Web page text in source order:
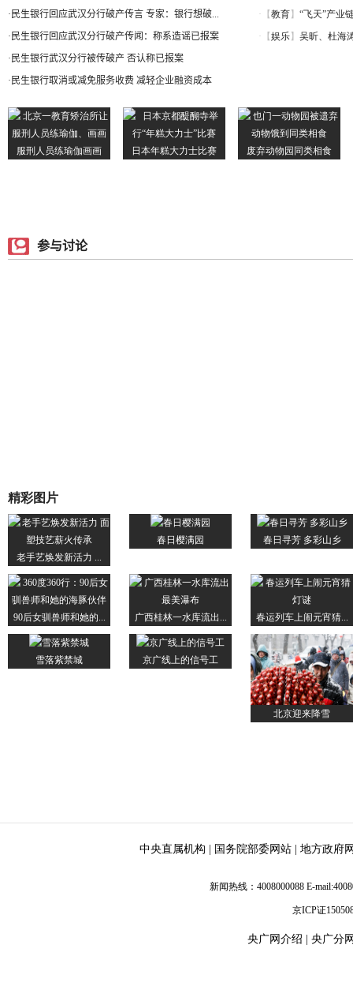
· 民生银行回应武汉分行破产传言 专家：银行想破...
· 民生银行回应武汉分行破产传闻：称系造谣已报案
· 民生银行武汉分行被传破产 否认称已报案
· 民生银行取消或减免服务收费 减轻企业融资成本
参与讨论